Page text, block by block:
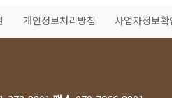
개인정보처리방침 사업자정보확